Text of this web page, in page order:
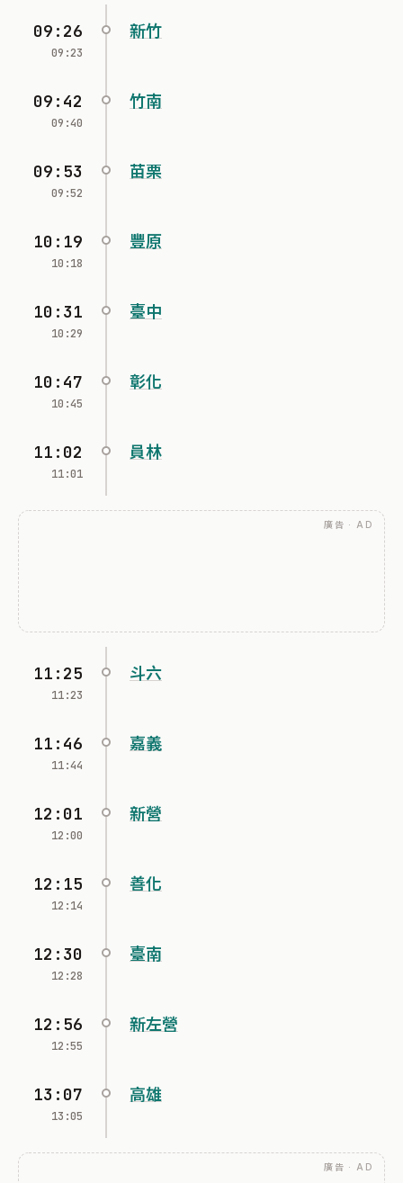
09:26
09:23
新竹
09:42
09:40
竹南
09:53
09:52
苗栗
10:19
10:18
豐原
10:31
10:29
臺中
10:47
10:45
彰化
11:02
11:01
員林
廣告 · AD
11:25
11:23
斗六
11:46
11:44
嘉義
12:01
12:00
新營
12:15
12:14
善化
12:30
12:28
臺南
12:56
12:55
新左營
13:07
13:05
高雄
廣告 · AD